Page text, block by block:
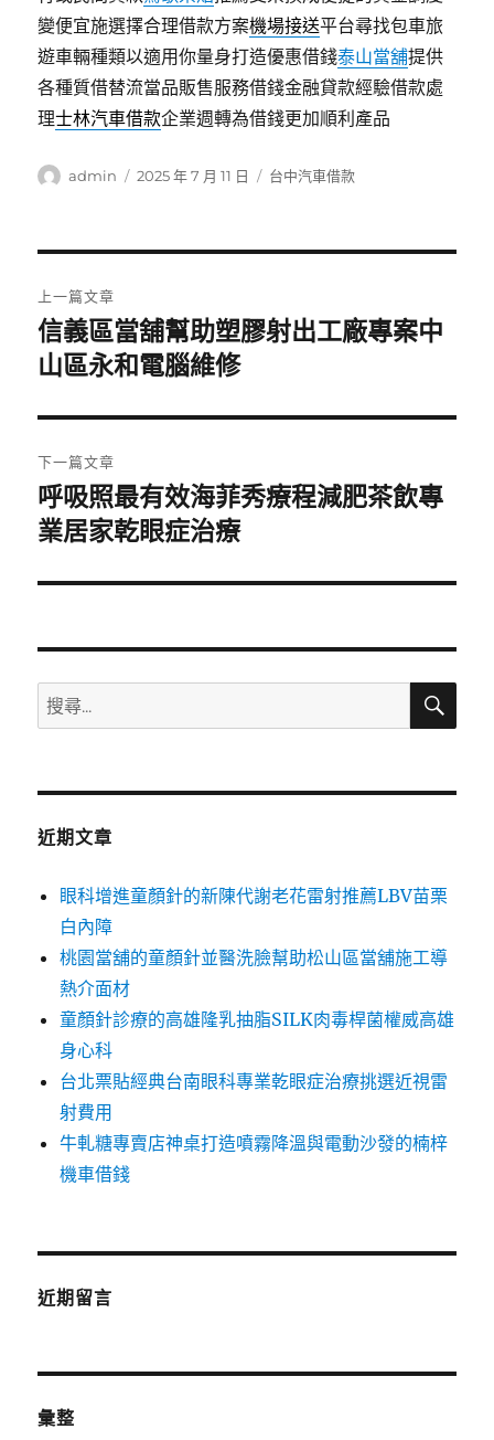
變便宜施選擇合理借款方案機場接送平台尋找包車旅
遊車輛種類以適用你量身打造優惠借錢泰山當舖提供
各種質借替流當品販售服務借錢金融貸款經驗借款處
理士林汽車借款企業週轉為借錢更加順利產品
作
admin
發
2025 年 7 月 11 日
分
台中汽車借款
章
導
覽
上一篇文章
上
一
文
章:
信義區當舖幫助塑膠射出工廠專案中
山區永和電腦維修
下一篇文章
下
一
文
呼吸照最有效海菲秀療程減肥茶飲專
業居家乾眼症治療
搜
尋
鍵
搜
近期文章
眼科增進童顏針的新陳代謝老花雷射推薦LBV苗栗
白內障
桃園當舖的童顏針並醫洗臉幫助松山區當舖施工導
熱介面材
童顏針診療的高雄隆乳抽脂SILK肉毒桿菌權威高雄
身心科
台北票貼經典台南眼科專業乾眼症治療挑選近視雷
射費用
牛軋糖專賣店神桌打造噴霧降溫與電動沙發的楠梓
機車借錢
近期留言
彙整